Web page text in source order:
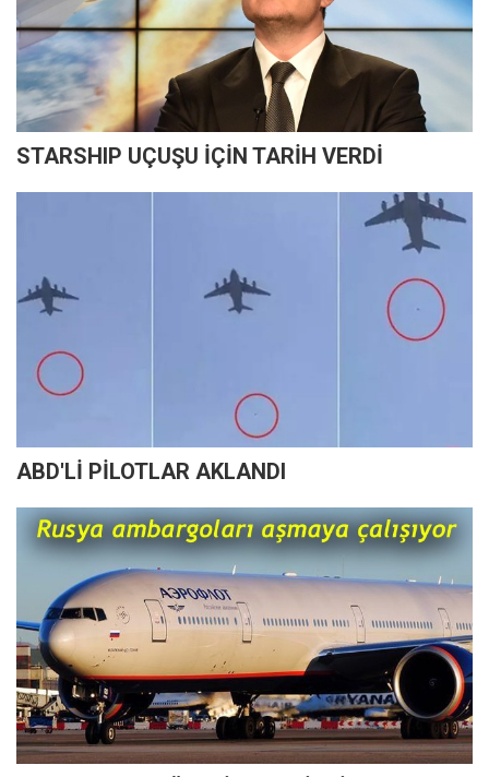
STARSHIP UÇUŞU İÇİN TARİH VERDİ
ABD'Lİ PİLOTLAR AKLANDI